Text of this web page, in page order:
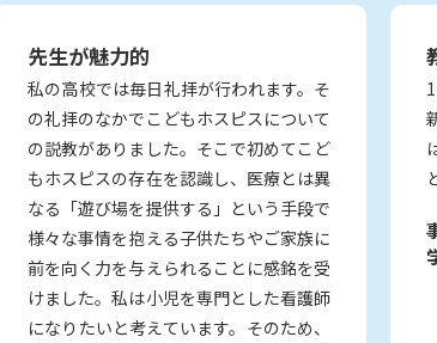
先生が魅力的
私の高校では毎日礼拝が行われます。そ
の礼拝のなかでこどもホスピスについて
の説教がありました。そこで初めてこど
もホスピスの存在を認識し、医療とは異
なる「遊び場を提供する」という手段で
様々な事情を抱える子供たちやご家族に
前を向く力を与えられることに感銘を受
けました。私は小児を専門とした看護師
になりたいと考えています。そのため、